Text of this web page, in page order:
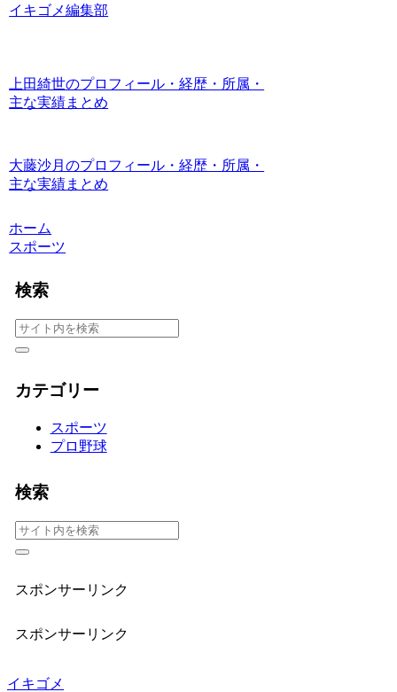
イキゴメ編集部
上田綺世のプロフィール・経歴・所属・
主な実績まとめ
大藤沙月のプロフィール・経歴・所属・
主な実績まとめ
ホーム
スポーツ
検索
カテゴリー
スポーツ
プロ野球
検索
スポンサーリンク
スポンサーリンク
イキゴメ